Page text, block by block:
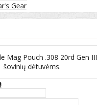
Gear
Mag Pouch .308 20rd Gen
šovinių dėtuvėms.